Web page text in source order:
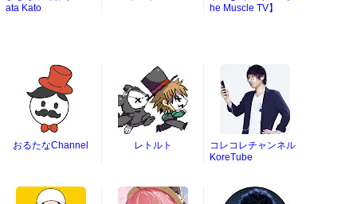
ata Kato
he Muscle TV】
おるたなChannel レトルト
コレコレチャンネル
KoreTube